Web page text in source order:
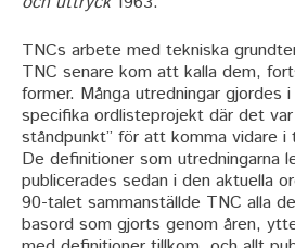
TNCs arbete med tekniska
TNC senare kom att kalla dem,
former. Många utredningar gjordes
specifika ordlisteprojekt där det
ståndpunkt” för att komma vidare i
De definitioner som utredningarna
publicerades sedan i den aktuella
90-talet sammanställde TNC alla
basord som gjorts genom åren,